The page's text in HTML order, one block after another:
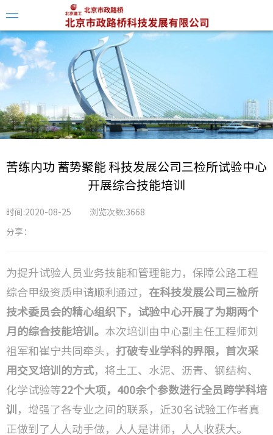
企业简
领导介
技术成
研发方
检验检
苦练内功 蓄势聚能 科技发展公司三检所试验中心
开展综合技能培训
时间:2020-08-25 浏览次数:3668
分享：
为提升试验人员业务技能和管理能力，保障公路工程
综合甲级资质申请顺利通过， 在科技发展公司三检所
技术委员会的精心组织下，试验中心开展了为期两个
月的综合技能培训。 本次培训由中心副主任工程师刘
祖军和崔宁共同牵头， 打破专业学科的界限，首次采
用交叉培训的方式，将土工、水泥、沥青、钢结构、
化学试验等22个大项，400余个参数进行全员跨学科培
训
，增强了各专业之间的联系，近30名试验工作者真
正做到了人人动手做，人人是讲师，人人收获大。